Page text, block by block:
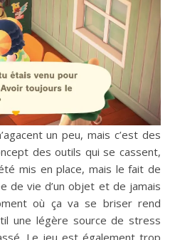
un peu, mais c’est des
des outils qui se cassent,
mis en place, mais le fait de
de vie d’un objet et de jamais
où ça va se briser rend
une légère source de stress
Le jeu est également trop